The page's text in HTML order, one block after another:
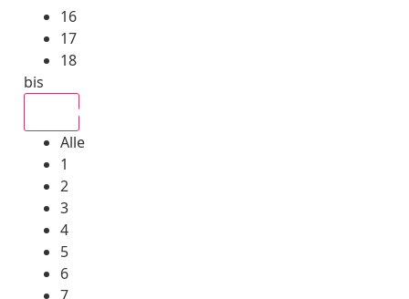
16
17
18
bis
Alle
1
2
3
4
5
6